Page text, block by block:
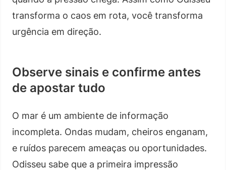
transforma o caos em rota, você transforma
urgência em direção.
Observe sinais e confirme antes
de apostar tudo
O mar é um ambiente de informação
incompleta. Ondas mudam, cheiros enganam,
e ruídos parecem ameaças ou oportunidades.
Odisseu sabe que a primeira impressão